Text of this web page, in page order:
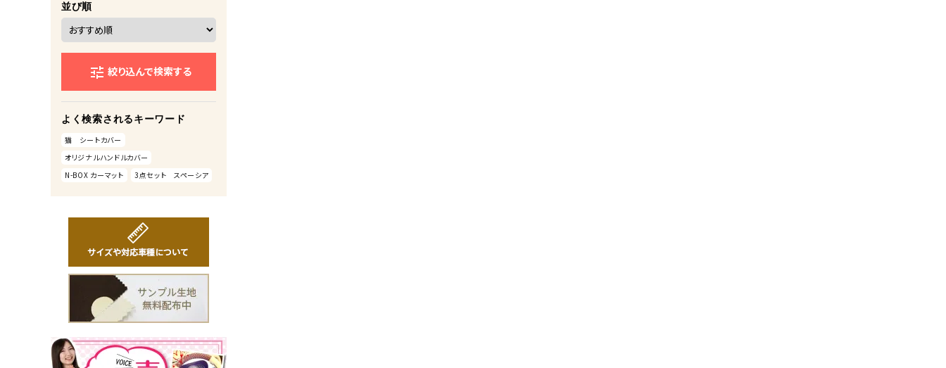
並び順
tune 絞り込んで検索する
よく検索されるキーワード
猫 シートカバー
オリジナルハンドルカバー
N-BOX カーマット
3点セット スペーシア